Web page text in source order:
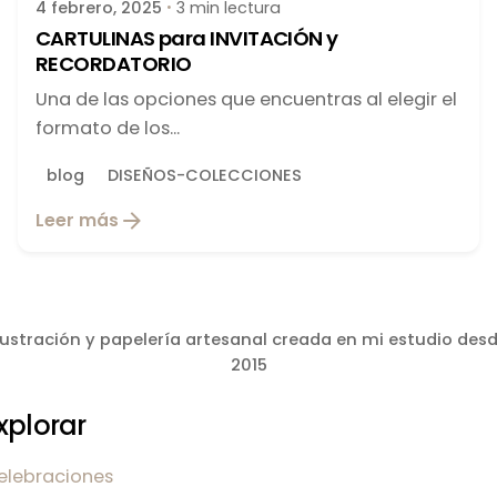
4 febrero, 2025 3 min lectura
CARTULINAS para INVITACIÓN y
RECORDATORIO
Una de las opciones que encuentras al elegir el
formato de los...
blog DISEÑOS-COLECCIONES
Leer más
y papelería artesanal creada en mi estudio
2015